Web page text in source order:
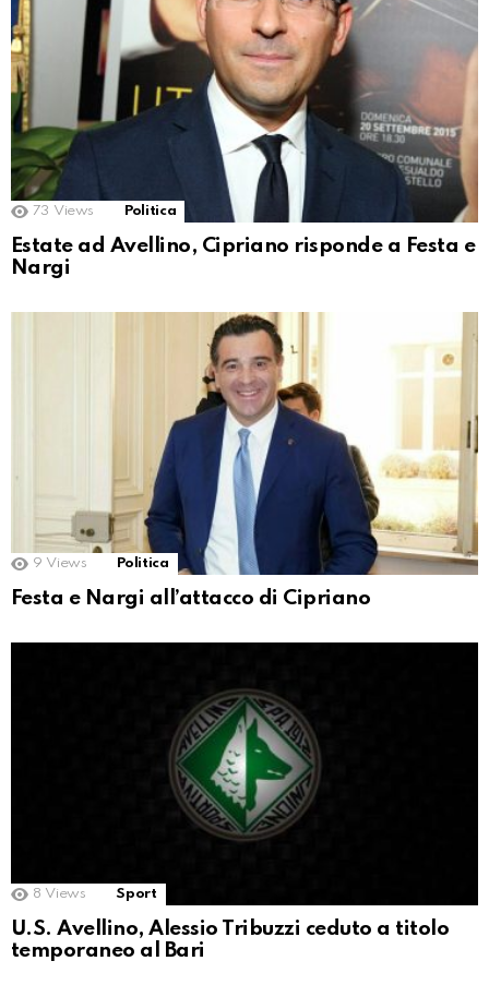
73 Views Politica
Estate ad Avellino, Cipriano risponde a Festa e
Nargi
9 Views Politica
Festa e Nargi all’attacco di Cipriano
8 Views Sport
U.S. Avellino, Alessio Tribuzzi ceduto a titolo
temporaneo al Bari